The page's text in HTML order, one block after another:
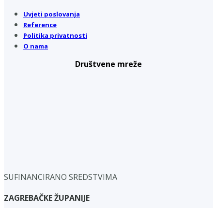
Uvjeti poslovanja
Reference
Politika privatnosti
O nama
Društvene mreže
SUFINANCIRANO SREDSTVIMA
ZAGREBAČKE ŽUPANIJE